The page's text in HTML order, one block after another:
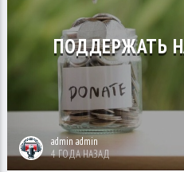
ПОДДЕРЖАТЬ
admin admin
4 ГОДА НАЗАД